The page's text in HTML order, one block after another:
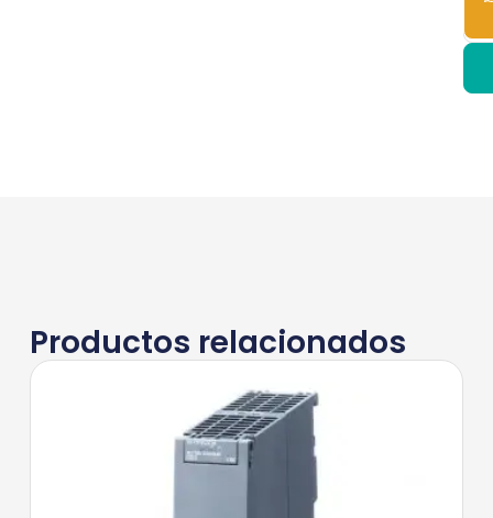
Productos relacionados